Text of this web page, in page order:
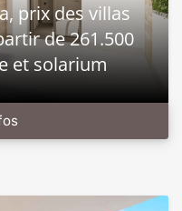
prix des villas
de 261.500
et solarium